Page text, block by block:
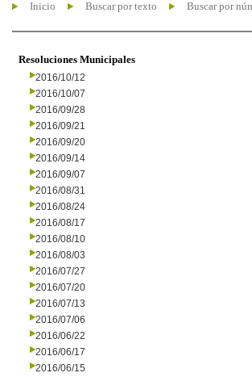
Inicio Buscar por texto Buscar por
Resoluciones Municipales
2016/10/12
2016/10/07
2016/09/28
2016/09/21
2016/09/20
2016/09/14
2016/09/07
2016/08/31
2016/08/24
2016/08/17
2016/08/10
2016/08/03
2016/07/27
2016/07/20
2016/07/13
2016/07/06
2016/06/22
2016/06/17
2016/06/15